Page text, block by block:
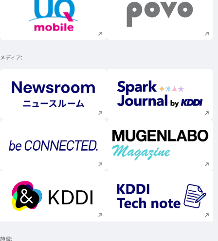
新規ウィンドウで開く 新規ウィンドウで
メディア
新規ウィンドウで開く 新規ウィンドウで
新規ウィンドウで開く 新規ウィンドウで
新規ウィンドウで開く 新規ウィンドウで
施設